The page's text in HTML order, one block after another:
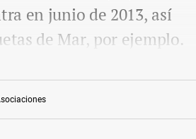
en junio de 2013, así
de Mar, por ejemplo.